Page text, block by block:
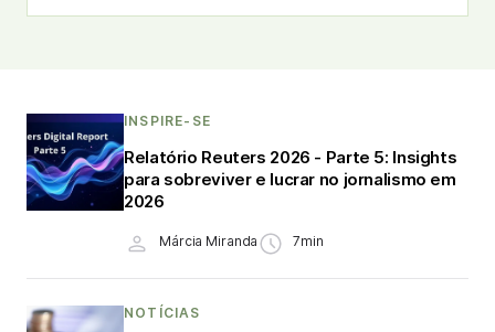
INSPIRE-SE
Relatório Reuters 2026 - Parte 5: Insights
para sobreviver e lucrar no jornalismo em
2026
Márcia Miranda 7min
NOTÍCIAS